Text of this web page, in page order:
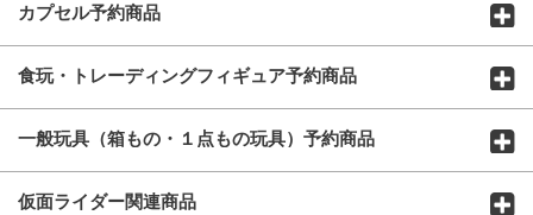
カプセル予約商品
食玩・トレーディングフィギュア予約商品
一般玩具（箱もの・１点もの玩具）予約商品
仮面ライダー関連商品